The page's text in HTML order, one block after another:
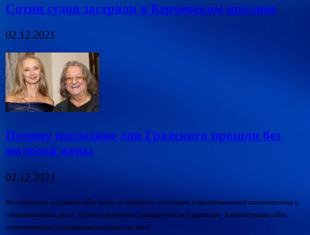
Сотни судов застряли в Керченском проливе
02.12.2021
Почему последние дни Градского прошли без
молодой жены
02.12.2021
Все материалы на данном сайте взяты из открытых источников и предоставляются исключительно в
ознакомительных целях. Права на материалы принадлежат их владельцам. Администрация сайта
ответственности за содержание материала не несет.